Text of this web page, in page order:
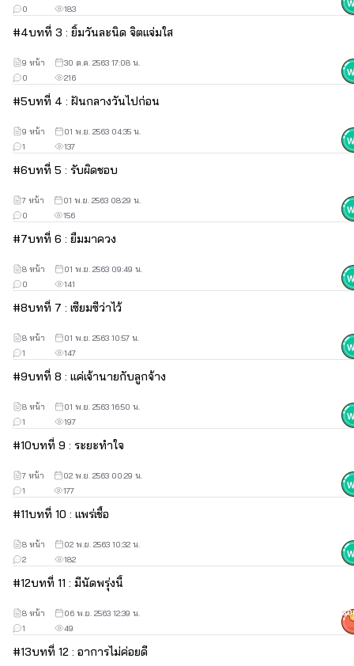
เรื่องราวของ ชลฉัตร กับ 'พัคซองจุน' พี่ชายของวีรันยา
จากเรื่อง 'สะดุดรักยมทูต' ค่าาา~~
😘😘😘
183
0
#4บทที่ 3 : ยิ้มวันละนิด จิตแจ่มใส
216
0
9 หน้า 30 ต.ค. 2563 17:08 น.
#5บทที่ 4 : ฝันกลางวันไปก่อน
137
1
9 หน้า 01 พ.ย. 2563 04:35 น.
#6บทที่ 5 : รับผิดชอบ
156
0
7 หน้า 01 พ.ย. 2563 08:29 น.
#7บทที่ 6 : ยืมมาควง
141
0
8 หน้า 01 พ.ย. 2563 09:49 น.
#8บทที่ 7 : เซียมซีว่าไว้
147
1
8 หน้า 01 พ.ย. 2563 10:57 น.
#9บทที่ 8 : แค่เจ้านายกับลูกจ้าง
197
1
8 หน้า 01 พ.ย. 2563 16:50 น.
#10บทที่ 9 : ระยะทำใจ
177
1
7 หน้า 02 พ.ย. 2563 00:29 น.
#11บทที่ 10 : แพร่เชื้อ
182
2
8 หน้า 02 พ.ย. 2563 10:32 น.
#12บทที่ 11 : มีนัดพรุ่งนี้
49
1
8 หน้า 06 พ.ย. 2563 12:39 น.
#13บทที่ 12 : อาการไม่ค่อยดี